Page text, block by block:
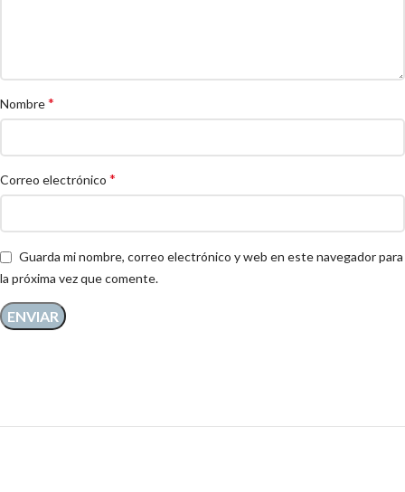
Nombre*
Correo electrónico *
Guarda mi nombre, correo electrónico y web en este navegador para
la próxima vez que comente.